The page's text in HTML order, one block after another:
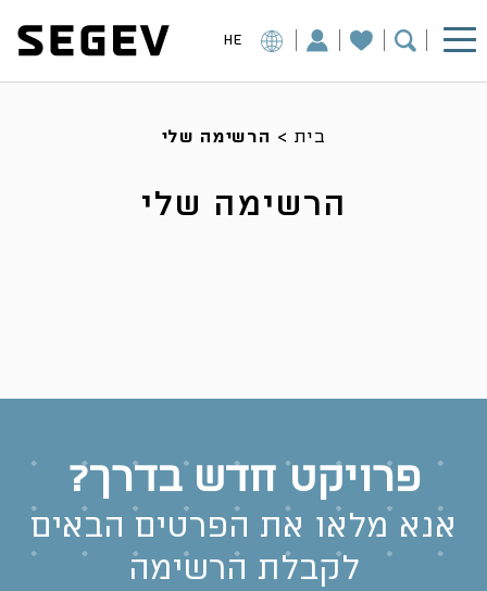
HE
בית > הרשימה שלי
הרשימה שלי
פרויקט חדש בדרך?
אנא מלאו את הפרטים הבאים
לקבלת הרשימה